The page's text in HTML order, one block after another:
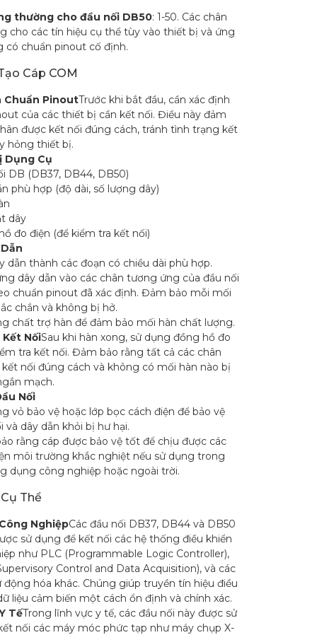
thường cho đầu nối DB50: 1-50. Các chân
cho các tín hiệu cụ thể tùy vào thiết bị và ứng
có chuẩn pinout cố định.
Cáp COM
Chuẩn PinoutTrước khi bắt đầu, cần xác định
của các thiết bị cần kết nối. Điều này đảm
được kết nối đúng cách, tránh tình trạng kết
hỏng thiết bị.
Dụng Cụ
DB (DB37, DB44, DB50)
phù hợp (độ dài, số lượng dây)
dây
đo điện (để kiểm tra kết nối)
dẫn thành các đoạn có chiều dài phù hợp.
dây dẫn vào các chân tương ứng của đầu nối
chuẩn pinout đã xác định. Đảm bảo mỗi mối
chắn và không bị hở.
chất trợ hàn để đảm bảo mối hàn chất lượng.
Kết NốiSau khi hàn xong, sử dụng đồng hồ đo
tra kết nối. Đảm bảo rằng tất cả các chân
nối đúng cách và không có mối hàn nào bị
mạch.
Nối
vỏ bảo vệ hoặc lớp bọc cách điện để bảo vệ
và dây dẫn khỏi bị hư hại.
rằng cáp được bảo vệ tốt để chịu được các
môi trường khắc nghiệt nếu sử dụng trong
dụng công nghiệp hoặc ngoài trời.
Thể
NghiệpCác đầu nối DB37, DB44 và DB50
sử dụng để kết nối các hệ thống điều khiển
như PLC (Programmable Logic Controller),
Control and Data Acquisition), và các
hóa khác. Chúng giúp truyền tín hiệu điều
liệu cảm biến một cách ổn định và chính xác.
TếTrong lĩnh vực y tế, các đầu nối này được sử
nối các máy móc phức tạp như máy chụp X-